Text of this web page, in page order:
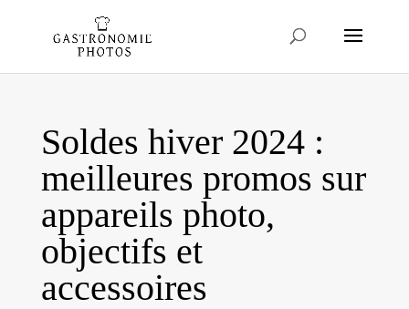
Soldes hiver 2024 :
meilleures promos sur
appareils photo,
objectifs et
accessoires